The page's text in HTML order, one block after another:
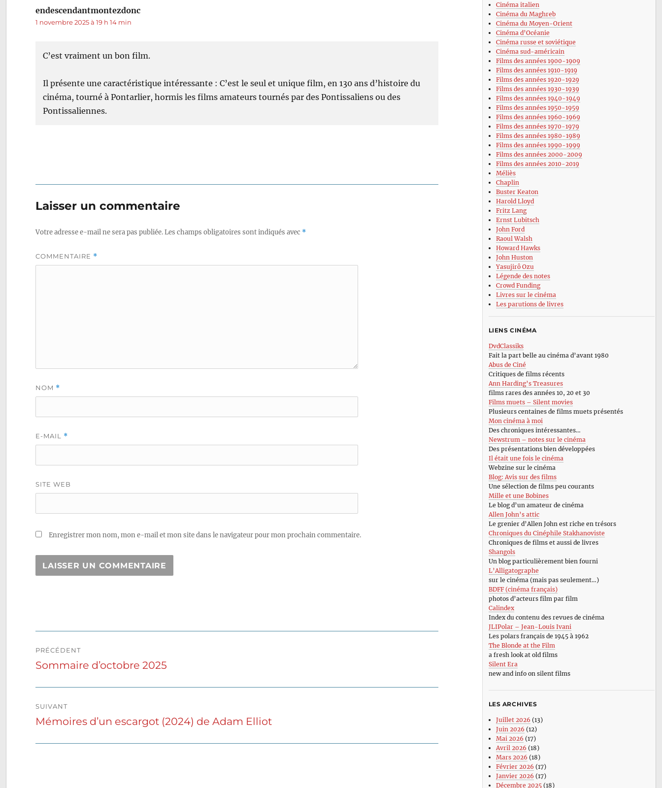
endescendantmontezdonc
1 novembre 2025 à 19 h 14 min
C’est vraiment un bon film.
Il présente une caractéristique intéressante : C’est le seul et unique film, en 130 ans d’histoire du
cinéma, tourné à Pontarlier, hormis les films amateurs tournés par des Pontissaliens ou des
Pontissaliennes.
Laisser un commentaire
Votre adresse e-mail ne sera pas publiée.Les champs obligatoires sont indiqués avec *
COMMENTAIRE *
NOM *
E-MAIL *
SITE WEB
Enregistrer mon nom, mon e-mail et mon site dans le navigateur pour mon prochain commentaire.
de
PRÉCÉDENT
Publication
Sommaire d’octobre 2025
SUIVANT
Publication
Mémoires d’un escargot (2024) de Adam Elliot
Cinéma italien
Cinéma du Maghreb
Cinéma du Moyen-Orient
Cinéma d’Océanie
Cinéma russe et soviétique
Cinéma sud-américain
Films des années 1900-1909
Films des années 1910-1919
Films des années 1920-1929
Films des années 1930-1939
Films des années 1940-1949
Films des années 1950-1959
Films des années 1960-1969
Films des années 1970-1979
Films des années 1980-1989
Films des années 1990-1999
Films des années 2000-2009
Films des années 2010-2019
Méliès
Chaplin
Buster Keaton
Harold Lloyd
Fritz Lang
Ernst Lubitsch
John Ford
Raoul Walsh
Howard Hawks
John Huston
Yasujirô Ozu
Légende des notes
Crowd Funding
Livres sur le cinéma
Les parutions de livres
LIENS CINÉMA
DvdClassiks
Fait la part belle au cinéma d’avant 1980
Abus de Ciné
Critiques de films récents
Ann Harding’s Treasures
films rares des années 10, 20 et 30
Films muets – Silent movies
Plusieurs centaines de films muets présentés
Mon cinéma à moi
Des chroniques intéressantes…
Newstrum – notes sur le cinéma
Des présentations bien développées
Il était une fois le cinéma
Webzine sur le cinéma
Blog: Avis sur des films
Une sélection de films peu courants
Mille et une Bobines
Le blog d’un amateur de cinéma
Allen John’s attic
Le grenier d’Allen John est riche en trésors
Chroniques du Cinéphile Stakhanoviste
Chroniques de films et aussi de livres
Shangols
Un blog particulièrement bien fourni
L’Alligatographe
sur le cinéma (mais pas seulement…)
BDFF (cinéma français)
photos d’acteurs film par film
Calindex
Index du contenu des revues de cinéma
JLIPolar – Jean-Louis Ivani
Les polars français de 1945 à 1962
The Blonde at the Film
a fresh look at old films
Silent Era
new and info on silent films
LES ARCHIVES
Juillet 2026 (13)
Juin 2026 (12)
Mai 2026 (17)
Avril 2026 (18)
Mars 2026 (18)
Février 2026 (17)
Janvier 2026 (17)
Décembre 2025(18)